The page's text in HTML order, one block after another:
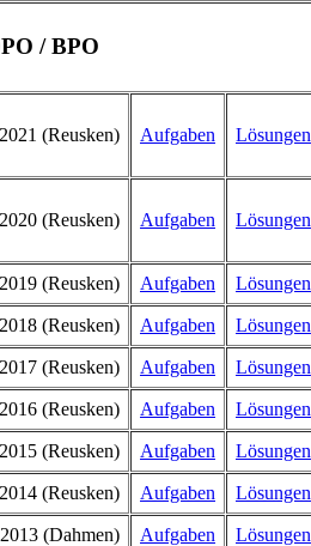
/ BPO
(Reusken) Aufgaben Lösungen
(Reusken) Aufgaben Lösungen
(Reusken) Aufgaben Lösungen
(Reusken) Aufgaben Lösungen
(Reusken) Aufgaben Lösungen
(Reusken) Aufgaben Lösungen
(Reusken) Aufgaben Lösungen
(Reusken) Aufgaben Lösungen
(Dahmen) Aufgaben Lösungen